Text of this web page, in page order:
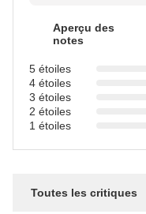
Aperçu des
notes
5 étoiles
4 étoiles
3 étoiles
2 étoiles
1 étoiles
Toutes les critiques